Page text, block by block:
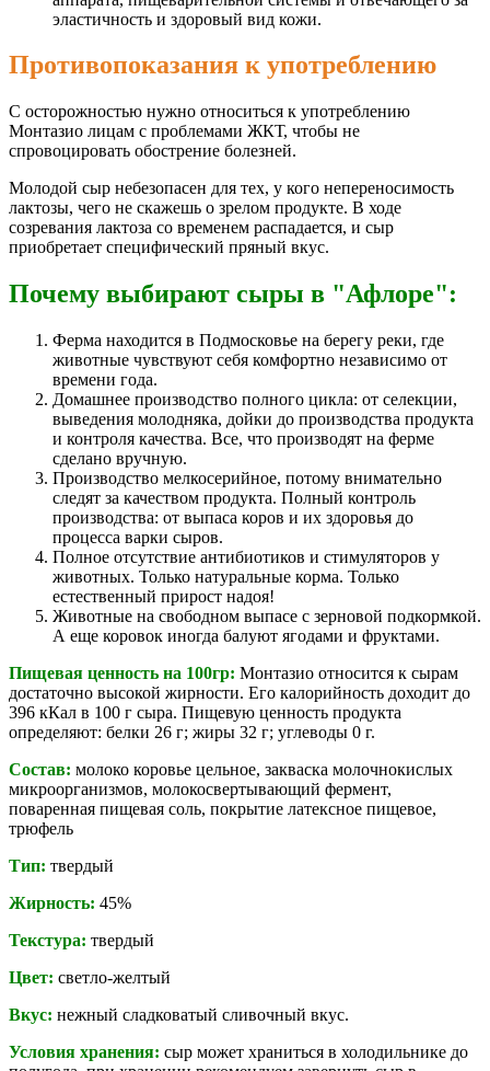
эластичность и здоровый вид кожи.
Противопоказания к употреблению
С осторожностью нужно относиться к употреблению
Монтазио лицам с проблемами ЖКТ, чтобы не
спровоцировать обострение болезней.
Молодой сыр небезопасен для тех, у кого непереносимость
лактозы, чего не скажешь о зрелом продукте. В ходе
созревания лактоза со временем распадается, и сыр
приобретает специфический пряный вкус.
Почему выбирают сыры в "Афлоре":
Ферма находится в Подмосковье на берегу реки, где
животные чувствуют себя комфортно независимо от
времени года.
Домашнее производство полного цикла: от селекции,
выведения молодняка, дойки до производства продукта
и контроля качества. Все, что производят на ферме
сделано вручную.
Производство мелкосерийное, потому внимательно
следят за качеством продукта. Полный контроль
производства: от выпаса коров и их здоровья до
процесса варки сыров.
Полное отсутствие антибиотиков и стимуляторов у
животных. Только натуральные корма. Только
естественный прирост надоя!
Животные на свободном выпасе с зерновой подкормкой.
А еще коровок иногда балуют ягодами и фруктами.
Пищевая ценность на 100гр: Монтазио относится к сырам
достаточно высокой жирности. Его калорийность доходит до
396 кКал в 100 г сыра. Пищевую ценность продукта
определяют: белки 26 г; жиры 32 г; углеводы 0 г.
Состав: молоко коровье цельное, закваска молочнокислых
микроорганизмов, молокосвертывающий фермент,
поваренная пищевая соль, покрытие латексное пищевое,
трюфель
Тип: твердый
Жирность: 45%
Текстура: твердый
Цвет: светло-желтый
Вкус: нежный сладковатый сливочный вкус.
Условия хранения: сыр может храниться в холодильнике до